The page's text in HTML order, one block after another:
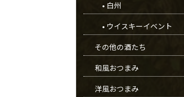
• 白州
• ウイスキーイベント
その他の酒たち
和風おつまみ
洋風おつまみ